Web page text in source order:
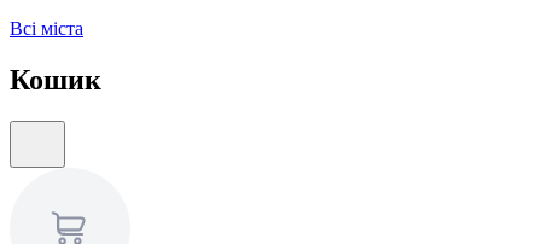
Всі міста
Кошик